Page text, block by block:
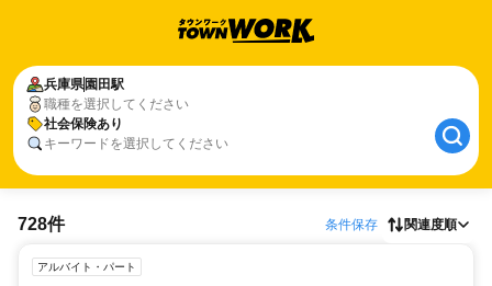
兵庫県 園田駅
職種を選択してください
社会保険あり
キーワードを選択してください
728件 条件保存 関連度順
アルバイト・パート